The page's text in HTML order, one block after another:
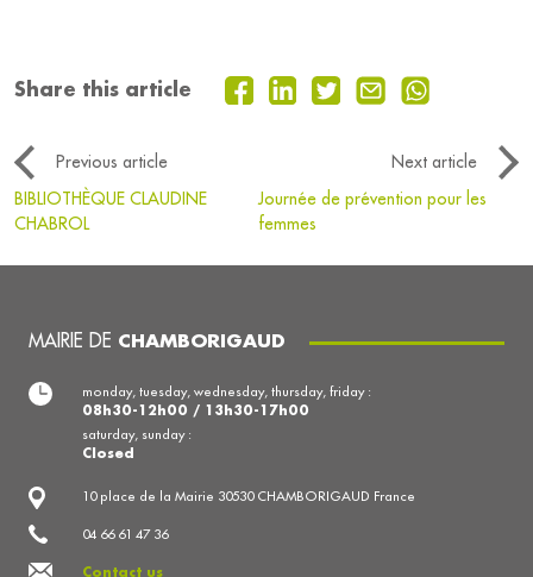
Share this article
Previous article
Next article
BIBLIOTHÈQUE CLAUDINE
CHABROL
Journée de prévention pour les
femmes
MAIRIE DE CHAMBORIGAUD
10 place de la Mairie 30530 CHAMBORIGAUD France
04 66 61 47 36
Contact us
monday, tuesday, wednesday, thursday, friday :
08h30-12h00 / 13h30-17h00
saturday, sunday :
Closed